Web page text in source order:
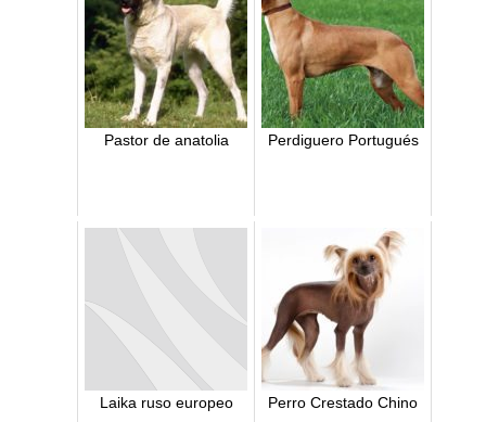
Pastor de anatolia Perdiguero Portugués
Laika ruso europeo Perro Crestado Chino